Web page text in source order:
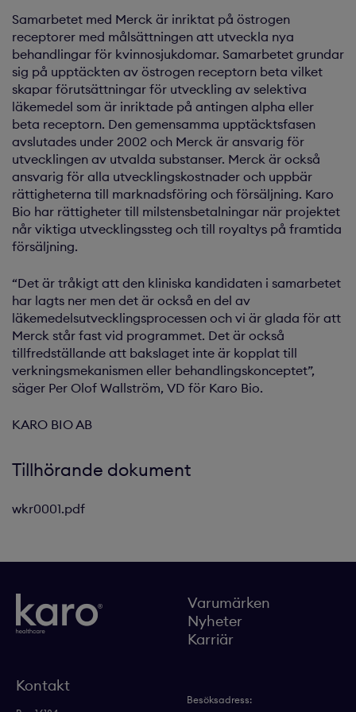
Samarbetet med Merck är inriktat på östrogen
receptorer med målsättningen att utveckla nya
behandlingar för kvinnosjukdomar. Samarbetet grundar
sig på upptäckten av östrogen receptorn beta vilket
skapar förutsättningar för utveckling av selektiva
läkemedel som är inriktade på antingen alpha eller
beta receptorn. Den gemensamma upptäcktsfasen
avslutades under 2002 och Merck är ansvarig för
utvecklingen av utvalda substanser. Merck är också
ansvarig för alla utvecklingskostnader och uppbär
rättigheterna till marknadsföring och försäljning. Karo
Bio har rättigheter till milstensbetalningar när projektet
når viktiga utvecklingssteg och till royaltys på framtida
försäljning.
“Det är tråkigt att den kliniska kandidaten i samarbetet
har lagts ner men det är också en del av
läkemedelsutvecklingsprocessen och vi är glada för att
Merck står fast vid programmet. Det är också
tillfredställande att bakslaget inte är kopplat till
verkningsmekanismen eller behandlingskonceptet”,
säger Per Olof Wallström, VD för Karo Bio.
KARO BIO AB
Tillhörande dokument
wkr0001.pdf
Varumärken
Nyheter
Karriär
Kontakt
Besöksadress: